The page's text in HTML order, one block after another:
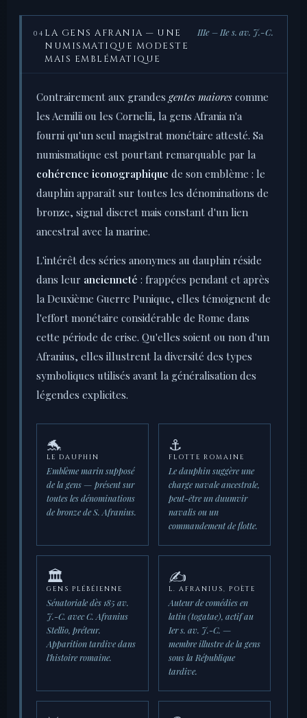
04 LA GENS AFRANIA — UNE
NUMISMATIQUE MODESTE
MAIS EMBLÉMATIQUE
IIIe – IIe s. av. J.-C.
Contrairement aux grandes gentes maiores comme
les Aemilii ou les Cornelii, la gens Afrania n'a
fourni qu'un seul magistrat monétaire attesté. Sa
numismatique est pourtant remarquable par la
cohérence iconographique de son emblème : le
dauphin apparaît sur toutes les dénominations de
bronze, signal discret mais constant d'un lien
ancestral avec la marine.
L'intérêt des séries anonymes au dauphin réside
dans leur ancienneté : frappées pendant et après
la Deuxième Guerre Punique, elles témoignent de
l'effort monétaire considérable de Rome dans
cette période de crise. Qu'elles soient ou non d'un
Afranius, elles illustrent la diversité des types
symboliques utilisés avant la généralisation des
légendes explicites.
🐬
LE DAUPHIN
Emblème marin supposé
de la gens — présent sur
toutes les dénominations
de bronze de S. Afranius.
⚓
FLOTTE ROMAINE
Le dauphin suggère une
charge navale ancestrale,
peut-être un duumvir
navalis ou un
commandement de flotte.
🏛
GENS PLÉBÉIENNE
Sénatoriale dès 185 av.
J.-C. avec C. Afranius
Stellio, préteur.
Apparition tardive dans
l'histoire romaine.
✍️
L. AFRANIUS, POÈTE
Auteur de comédies en
latin (togatae), actif au
Ier s. av. J.-C. —
membre illustre de la gens
sous la République
tardive.